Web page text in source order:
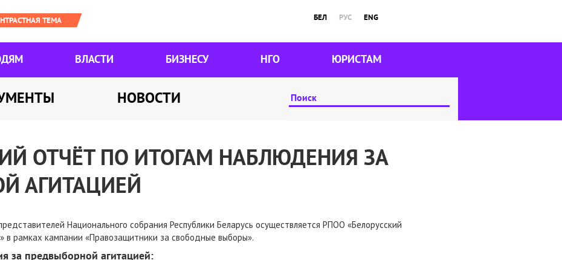
БЕЛ РУС ENG
ВЛАСТИ БИЗНЕСУ НГО ЮРИСТАМ
НОВОСТИ
ОТЧЁТ ПО ИТОГАМ НАБЛЮДЕНИЯ ЗА
АГИТАЦИЕЙ
Национального собрания Республики Беларусь осуществляется РПОО «Белорусский
в рамках кампании «Правозащитники за свободные выборы».
за предвыборной агитацией: